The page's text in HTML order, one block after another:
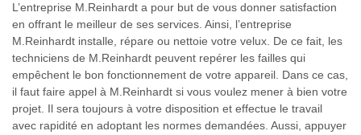
L’entreprise M.Reinhardt a pour but de vous donner satisfaction
en offrant le meilleur de ses services. Ainsi, l’entreprise
M.Reinhardt installe, répare ou nettoie votre velux. De ce fait, les
techniciens de M.Reinhardt peuvent repérer les failles qui
empêchent le bon fonctionnement de votre appareil. Dans ce cas,
il faut faire appel à M.Reinhardt si vous voulez mener à bien votre
projet. Il sera toujours à votre disposition et effectue le travail
avec rapidité en adoptant les normes demandées. Aussi, appuyer